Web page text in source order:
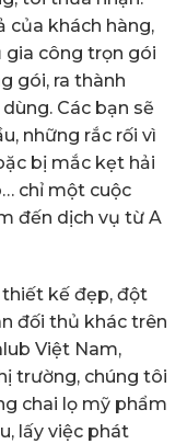
của khách hàng,
gia công trọn gói
gói, ra thành
Các bạn sẽ
những rắc rối vì
bị mắc kẹt hải
chỉ một cuộc
đến dịch vụ từ A
thiết kế đẹp, đột
đối thủ khác trên
Việt Nam,
trường, chúng tôi
chai lọ mỹ phẩm
lấy việc phát